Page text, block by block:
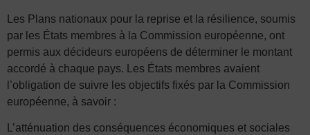
Les Plans nationaux pour la reprise et la résilience, soumis
par les États membres à la Commission européenne, ont
permis aux décideurs européens de déterminer le montant
accordé à chaque pays. Les États membres avaient
l’obligation de suivre les objectifs fixés par la Commission
européenne, à savoir :
L’atténuation des conséquences économiques et sociales